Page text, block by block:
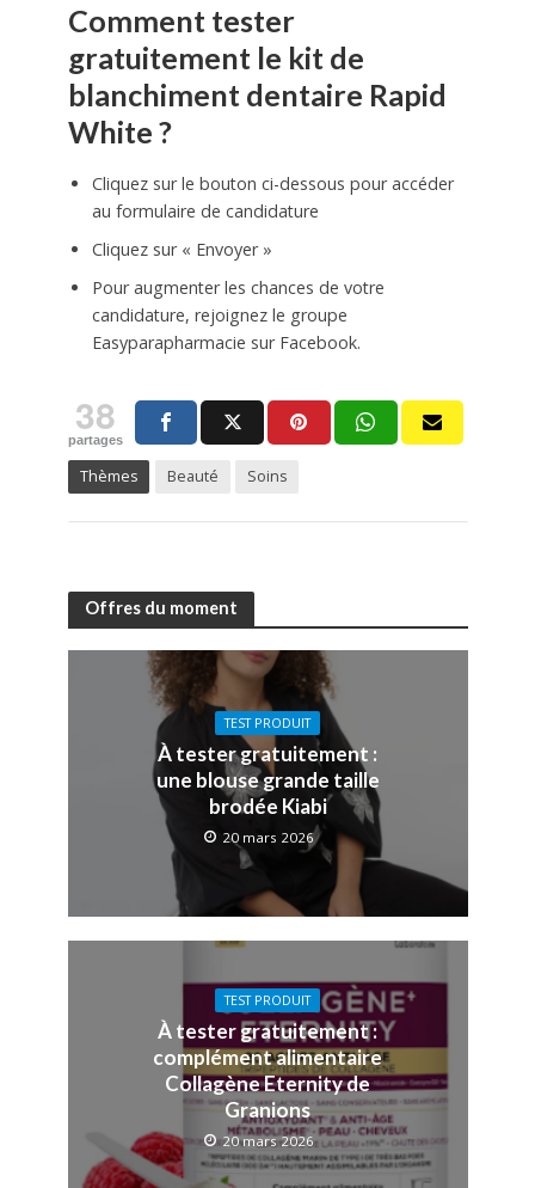
Comment tester
gratuitement le kit de
blanchiment dentaire Rapid
White ?
Cliquez sur le bouton ci-dessous pour accéder
au formulaire de candidature
Cliquez sur « Envoyer »
Pour augmenter les chances de votre
candidature, rejoignez le groupe
Easyparapharmacie sur Facebook.
38
partages
Thèmes Beauté Soins
Offres du moment
TEST PRODUIT
À tester gratuitement :
une blouse grande taille
brodée Kiabi
20 mars 2026
TEST PRODUIT
À tester gratuitement :
complément alimentaire
Collagène Eternity de
Granions
20 mars 2026